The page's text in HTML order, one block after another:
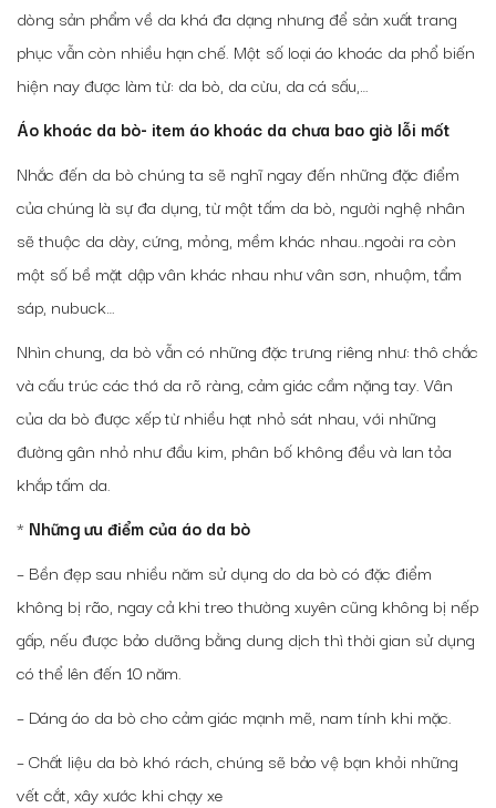
dòng sản phẩm về da khá đa dạng nhưng để sản xuất trang
phục vẫn còn nhiều hạn chế. Một số loại áo khoác da phổ biến
hiện nay được làm từ: da bò, da cừu, da cá sấu,…
Áo khoác da bò- item áo khoác da chưa bao giờ lỗi mốt
Nhắc đến da bò chúng ta sẽ nghĩ ngay đến những đặc điểm
của chúng là sự đa dụng, từ một tấm da bò, người nghệ nhân
sẽ thuộc da dày, cứng, mỏng, mềm khác nhau..ngoài ra còn
một số bề mặt dập vân khác nhau như vân sơn, nhuộm, tẩm
sáp, nubuck…
Nhìn chung, da bò vẫn có những đặc trưng riêng như: thô chắc
và cấu trúc các thớ da rõ ràng, cảm giác cầm nặng tay. Vân
của da bò được xếp từ nhiều hạt nhỏ sát nhau, với những
đường gân nhỏ như đầu kim, phân bố không đều và lan tỏa
khắp tấm da.
* Những ưu điểm của áo da bò
– Bền đẹp sau nhiều năm sử dụng do da bò có đặc điểm
không bị rão, ngay cả khi treo thường xuyên cũng không bị nếp
gấp, nếu được bảo dưỡng bằng dung dịch thì thời gian sử dụng
có thể lên đến 10 năm.
– Dáng áo da bò cho cảm giác mạnh mẽ, nam tính khi mặc.
– Chất liệu da bò khó rách, chúng sẽ bảo vệ bạn khỏi những
vết cắt, xây xước khi chạy xe